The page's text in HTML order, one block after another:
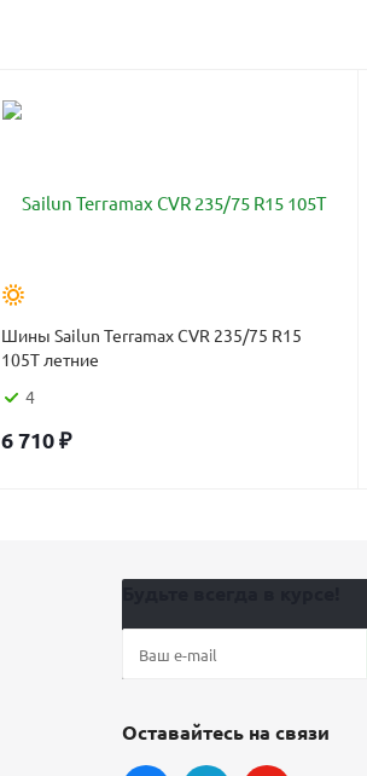
Шины Sailun Terramax CVR 235/75 R15
105T летние
4
6 710₽
Оставайтесь на связи